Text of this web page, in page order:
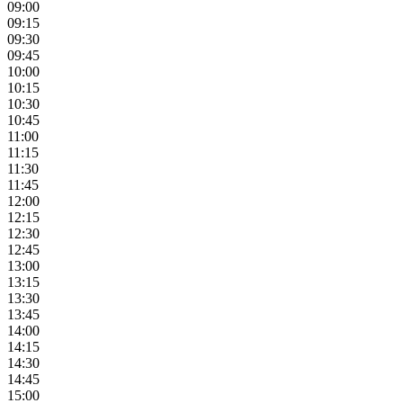
09:00
09:15
09:30
09:45
10:00
10:15
10:30
10:45
11:00
11:15
11:30
11:45
12:00
12:15
12:30
12:45
13:00
13:15
13:30
13:45
14:00
14:15
14:30
14:45
15:00